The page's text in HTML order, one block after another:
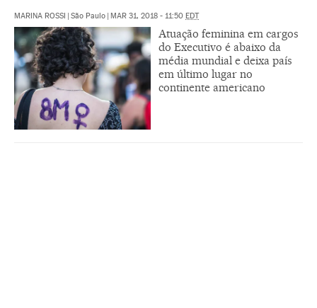
MARINA ROSSI | São Paulo | MAR 31, 2018 - 11:50 EDT
Atuação feminina em cargos
do Executivo é abaixo da
média mundial e deixa país
em último lugar no
continente americano